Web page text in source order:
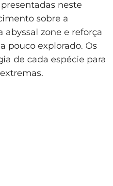
neste
sobre a
zone e reforça
pouco explorado. Os
de cada espécie para